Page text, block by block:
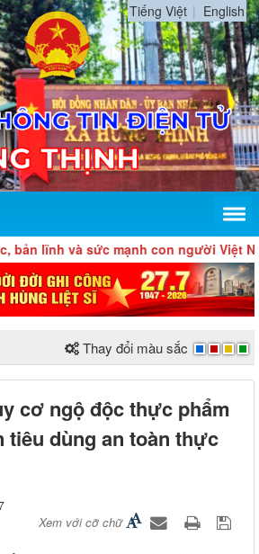
Tiếng Việt English
và sức mạnh con người Việt Nam,
Thay đổi màu sắc
cơ ngộ độc thực phẩm
tiêu dùng an toàn thực
Xem với cỡ chữ